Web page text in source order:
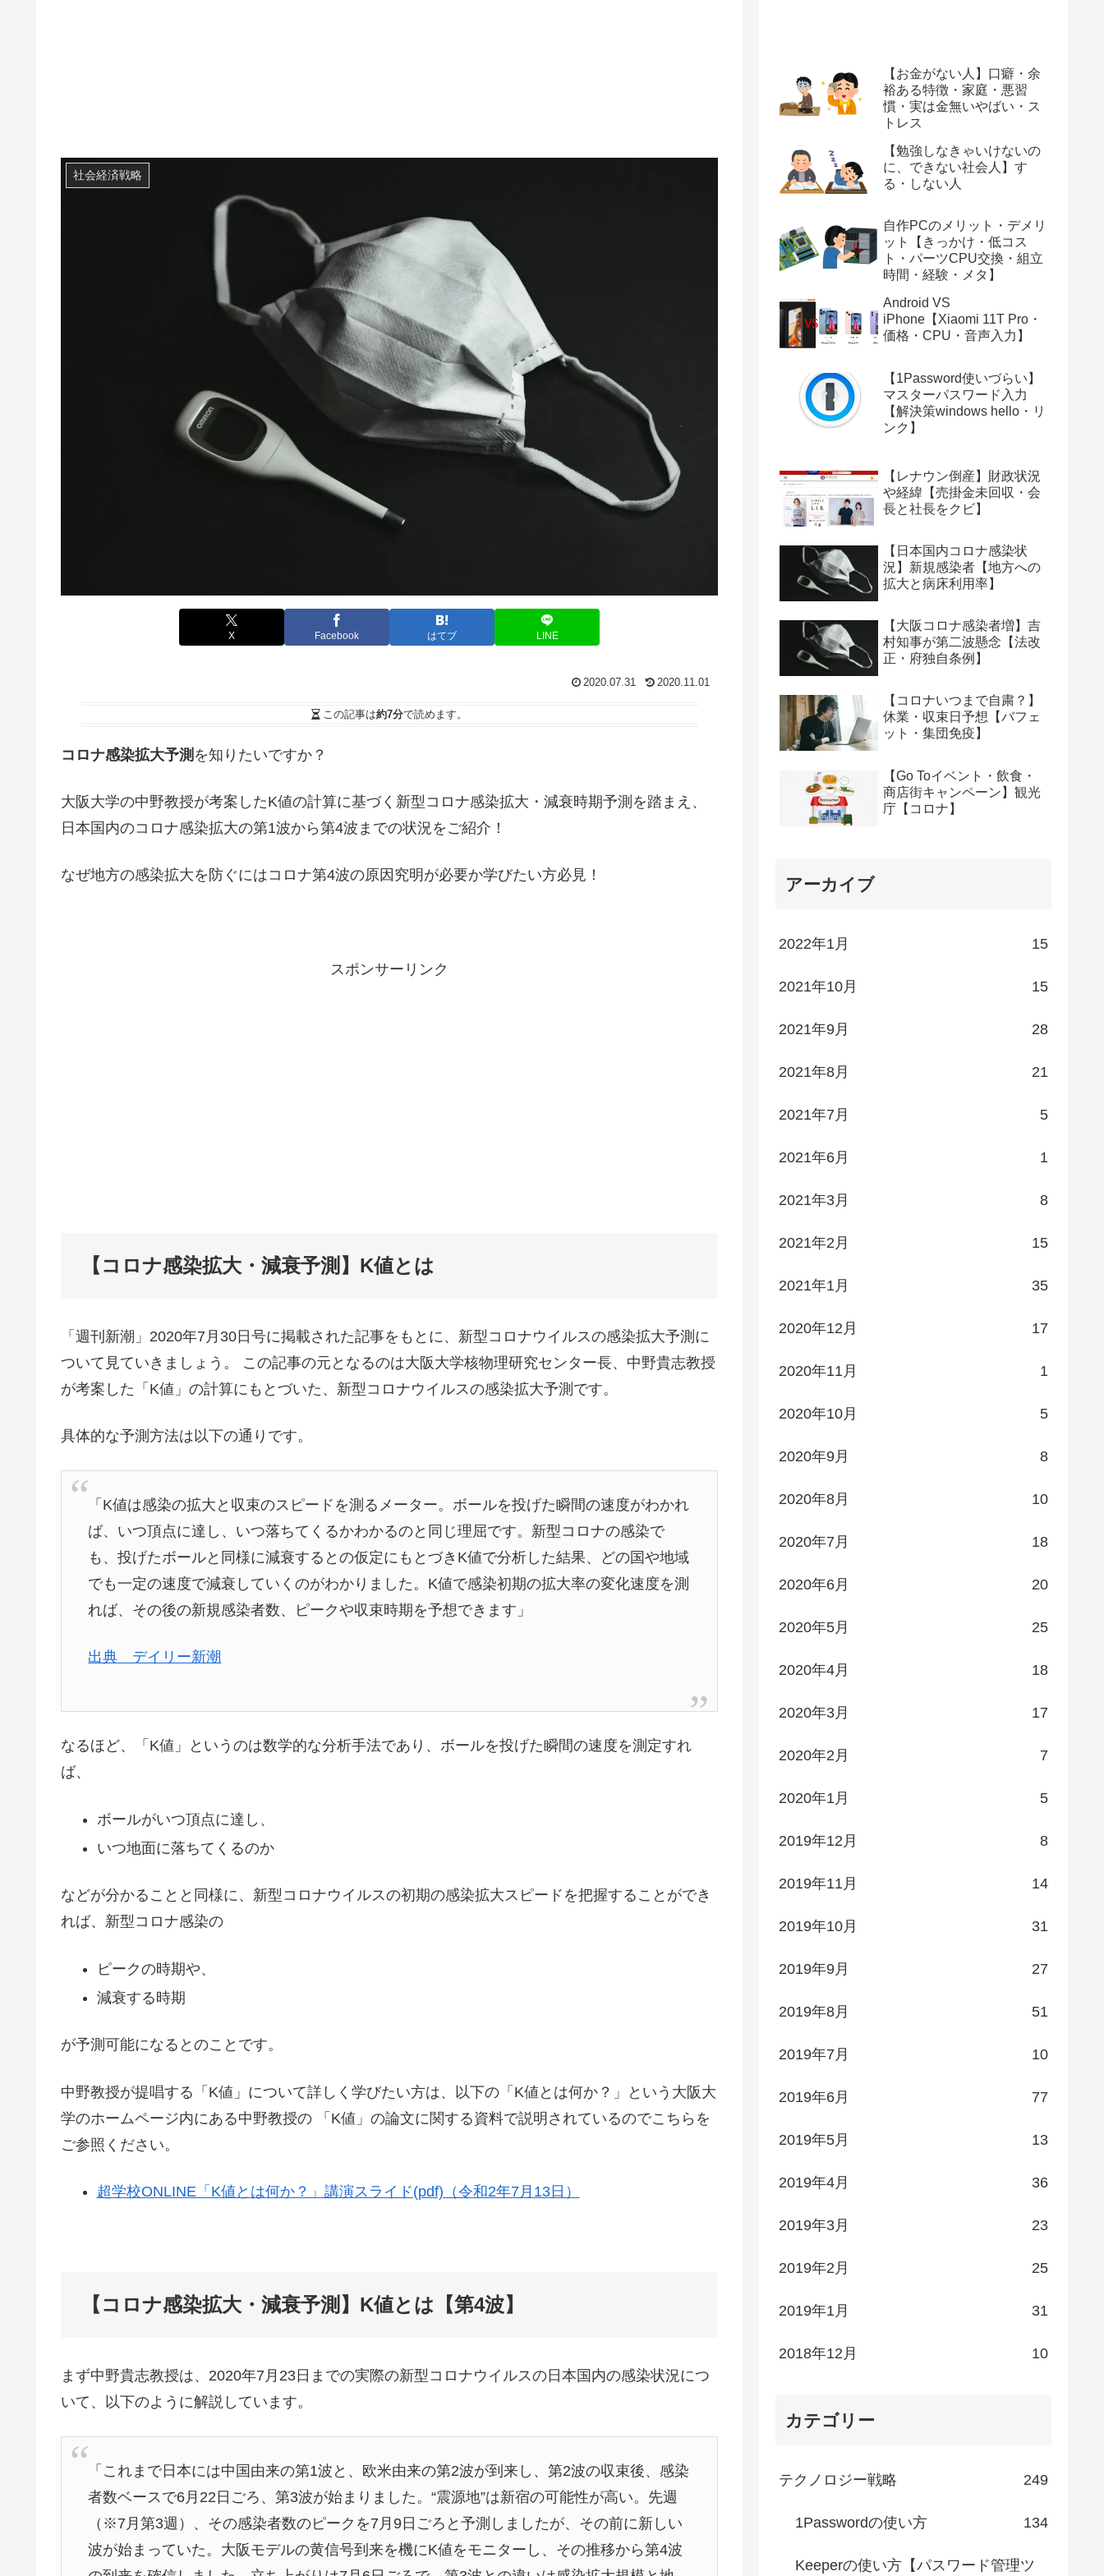
社会経済戦略
X Facebook はてブ LINE
2020.07.31 2020.11.01
この記事は約7分で読めます。
コロナ感染拡大予測 を知りたいですか？
大阪大学の中野教授が考案したK値の計算に基づく新型コロナ感染拡大・減衰時期予測を踏まえ、
日本国内のコロナ感染拡大の第1波から第4波までの状況をご紹介！
なぜ地方の感染拡大を防ぐにはコロナ第4波の原因究明が必要か学びたい方必見！
スポンサーリンク
【コロナ感染拡大・減衰予測】K値とは
「週刊新潮」2020年7月30日号に掲載された記事をもとに、新型コロナウイルスの感染拡大予測に
ついて見ていきましょう。 この記事の元となるのは大阪大学核物理研究センター長、中野貴志教授
が考案した「K値」の計算にもとづいた、新型コロナウイルスの感染拡大予測です。
具体的な予測方法は以下の通りです。
「K値は感染の拡大と収束のスピードを測るメーター。ボールを投げた瞬間の速度がわかれ
ば、いつ頂点に達し、いつ落ちてくるかわかるのと同じ理屈です。新型コロナの感染で
も、投げたボールと同様に減衰するとの仮定にもとづきK値で分析した結果、どの国や地域
でも一定の速度で減衰していくのがわかりました。K値で感染初期の拡大率の変化速度を測
れば、その後の新規感染者数、ピークや収束時期を予想できます」
出典 デイリー新潮
なるほど、「K値」というのは数学的な分析手法であり、ボールを投げた瞬間の速度を測定すれ
ば、
ボールがいつ頂点に達し、
いつ地面に落ちてくるのか
などが分かることと同様に、新型コロナウイルスの初期の感染拡大スピードを把握することができ
れば、新型コロナ感染の
ピークの時期や、
減衰する時期
が予測可能になるとのことです。
中野教授が提唱する「K値」について詳しく学びたい方は、以下の「K値とは何か？」という大阪大
学のホームページ内にある中野教授の 「K値」の論文に関する資料で説明されているのでこちらを
ご参照ください。
超学校ONLINE「K値とは何か？」講演スライド(pdf)（令和2年7月13日）
【コロナ感染拡大・減衰予測】K値とは【第4波】
まず中野貴志教授は、2020年7月23日までの実際の新型コロナウイルスの日本国内の感染状況につ
いて、以下のように解説しています。
「これまで日本には中国由来の第1波と、欧米由来の第2波が到来し、第2波の収束後、感染
者数ベースで6月22日ごろ、第3波が始まりました。“震源地”は新宿の可能性が高い。先週
（※7月第3週）、その感染者数のピークを7月9日ごろと予測しましたが、その前に新しい
波が始まっていた。大阪モデルの黄信号到来を機にK値をモニターし、その推移から第4波
【お金がない人】口癖・余
裕ある特徴・家庭・悪習
慣・実は金無いやばい・ス
トレス
【勉強しなきゃいけないの
に、できない社会人】す
る・しない人
自作PCのメリット・デメリ
ット【きっかけ・低コス
ト・パーツCPU交換・組立
時間・経験・メタ】
Android VS
iPhone【Xiaomi 11T Pro・
価格・CPU・音声入力】
【1Password使いづらい】
マスターパスワード入力
【解決策windows hello・リ
ンク】
【レナウン倒産】財政状況
や経緯【売掛金未回収・会
長と社長をクビ】
【日本国内コロナ感染状
況】新規感染者【地方への
拡大と病床利用率】
【大阪コロナ感染者増】吉
村知事が第二波懸念【法改
正・府独自条例】
【コロナいつまで自粛？】
休業・収束日予想【バフェ
ット・集団免疫】
【Go Toイベント・飲食・
商店街キャンペーン】観光
庁【コロナ】
アーカイブ
2022年1月 15
2021年10月 15
2021年9月 28
2021年8月 21
2021年7月 5
2021年6月 1
2021年3月 8
2021年2月 15
2021年1月 35
2020年12月 17
2020年11月 1
2020年10月 5
2020年9月 8
2020年8月 10
2020年7月 18
2020年6月 20
2020年5月 25
2020年4月 18
2020年3月 17
2020年2月 7
2020年1月 5
2019年12月 8
2019年11月 14
2019年10月 31
2019年9月 27
2019年8月 51
2019年7月 10
2019年6月 77
2019年5月 13
2019年4月 36
2019年3月 23
2019年2月 25
2019年1月 31
2018年12月 10
カテゴリー
テクノロジー戦略 249
1Passwordの使い方 134
Keeperの使い方【パスワード管理ツ